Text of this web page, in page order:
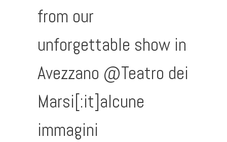
from our
unforgettable show in
Avezzano @Teatro dei
Marsi[:it]alcune
immagini